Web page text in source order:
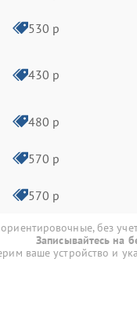
530 р
430 р
480 р
570 р
570 р
без
Записывайтесь на
ваше устройство и